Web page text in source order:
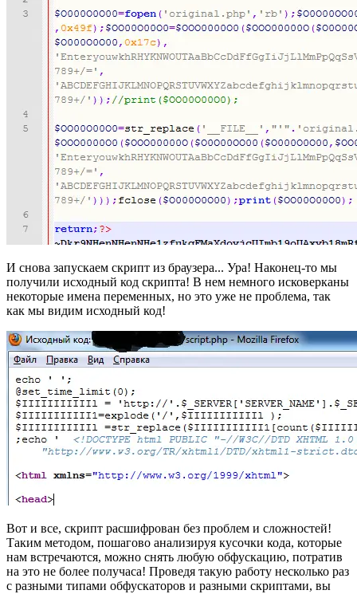
И снова запускаем скрипт из браузера... Ура! Наконец-то мы
получили исходный код скрипта! В нем немного исковерканы
некоторые имена переменных, но это уже не проблема, так
как мы видим исходный код!
Вот и все, скрипт расшифрован без проблем и сложностей!
Таким методом, пошагово анализируя кусочки кода, которые
нам встречаются, можно снять любую обфускацию, потратив
на это не более получаса! Проведя такую работу несколько раз
с разными типами обфускаторов и разными скриптами, вы